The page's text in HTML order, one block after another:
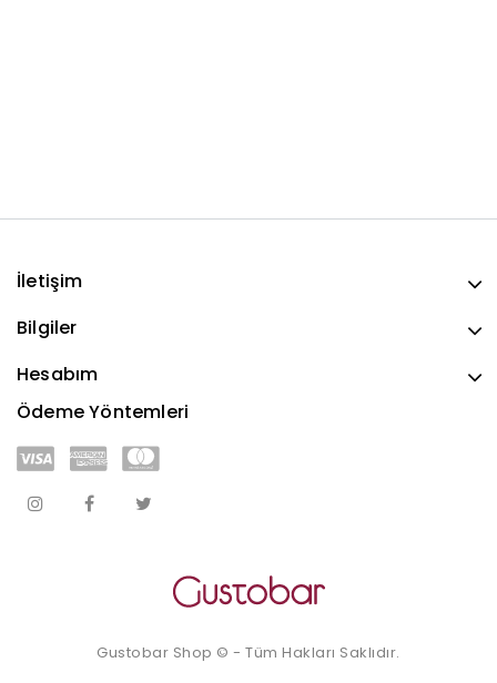
İletişim
Bilgiler
Hesabım
Ödeme Yöntemleri
Gustobar Shop © - Tüm Hakları Saklıdır.